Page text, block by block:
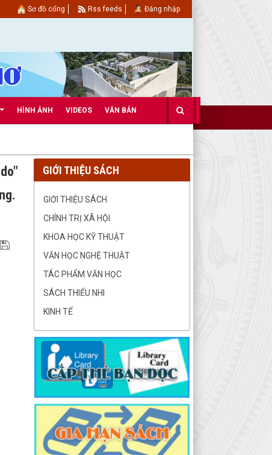
HÌNH ẢNH VIDEOS VĂN BẢN
Sơ đồ cổng Rss feeds Đăng nhập
GIỚI THIỆU SÁCH
GIỚI THIỆU SÁCH
CHÍNH TRỊ XÃ HỘI
KHOA HỌC KỸ THUẬT
VĂN HỌC NGHỆ THUẬT
TÁC PHẨM VĂN HỌC
SÁCH THIẾU NHI
KINH TẾ